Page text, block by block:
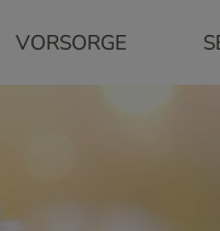
VORSORGE